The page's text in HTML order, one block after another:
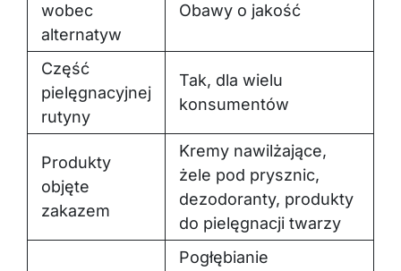
wobec
alternatyw
Obawy o jakość
Część
pielęgnacyjnej
rutyny
Tak, dla wielu
konsumentów
Produkty
objęte
zakazem
Kremy nawilżające,
żele pod prysznic,
dezodoranty, produkty
do pielęgnacji twarzy
Pogłębianie